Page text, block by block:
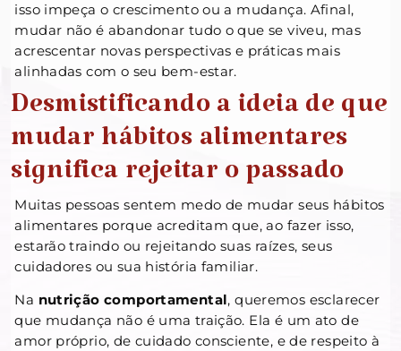
isso impeça o crescimento ou a mudança. Afinal,
mudar não é abandonar tudo o que se viveu, mas
acrescentar novas perspectivas e práticas mais
alinhadas com o seu bem-estar.
Desmistificando a ideia de que
mudar hábitos alimentares
significa rejeitar o passado
Muitas pessoas sentem medo de mudar seus hábitos
alimentares porque acreditam que, ao fazer isso,
estarão traindo ou rejeitando suas raízes, seus
cuidadores ou sua história familiar.
Na nutrição comportamental, queremos esclarecer
que mudança não é uma traição. Ela é um ato de
amor próprio, de cuidado consciente, e de respeito à